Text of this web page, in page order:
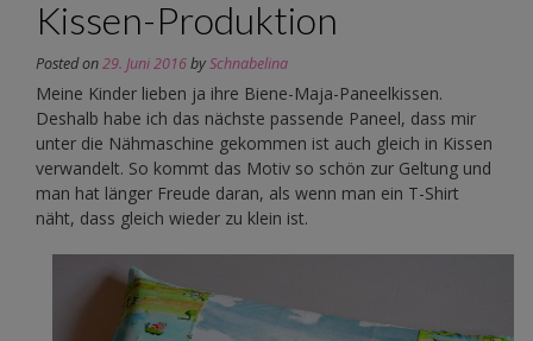
Kissen-Produktion
Posted on29. Juni 2016bySchnabelina
Meine Kinder lieben ja ihre Biene-Maja-Paneelkissen.
Deshalb habe ich das nächste passende Paneel, dass mir
unter die Nähmaschine gekommen ist auch gleich in Kissen
verwandelt. So kommt das Motiv so schön zur Geltung und
man hat länger Freude daran, als wenn man ein T-Shirt
näht, dass gleich wieder zu klein ist.